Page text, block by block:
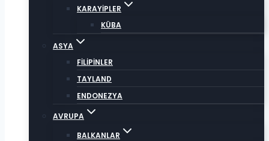
KARAYİPLER
KÜBA
ASYA
FİLİPİNLER
TAYLAND
ENDONEZYA
AVRUPA
BALKANLAR